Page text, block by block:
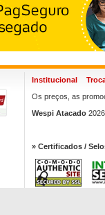
Institucional
Os preços, as
Wespi Atacado
» Certificados /